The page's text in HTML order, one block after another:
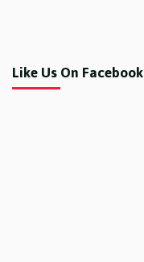
Like Us On Facebook